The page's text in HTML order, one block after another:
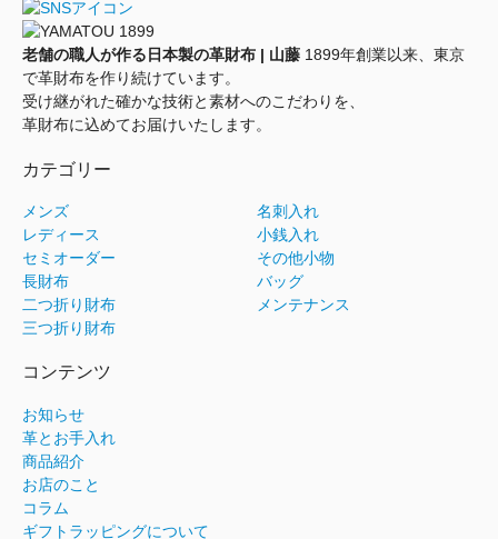
老舗の職人が作る日本製の革財布 | 山藤 1899年創業以来、東京
で革財布を作り続けています。
受け継がれた確かな技術と素材へのこだわりを、
革財布に込めてお届けいたします。
カテゴリー
メンズ
レディース
セミオーダー
長財布
二つ折り財布
三つ折り財布
名刺入れ
小銭入れ
その他小物
バッグ
メンテナンス
コンテンツ
お知らせ
革とお手入れ
商品紹介
お店のこと
コラム
ギフトラッピングについて